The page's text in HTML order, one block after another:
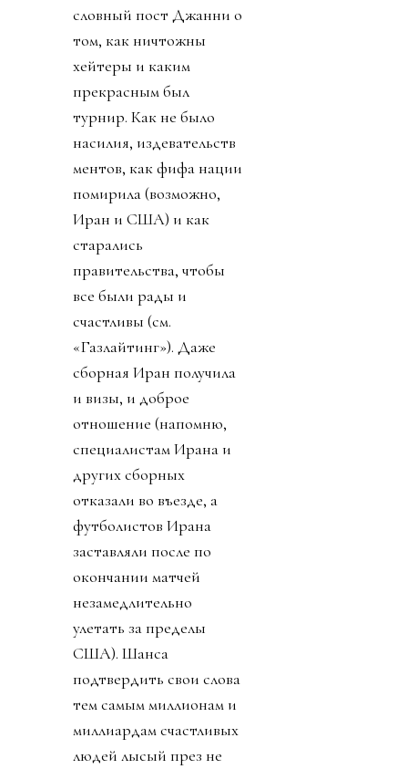
словный пост Джанни о
том, как ничтожны
хейтеры и каким
прекрасным был
турнир. Как не было
насилия, издевательств
ментов, как фифа нации
помирила (возможно,
Иран и США) и как
старались
правительства, чтобы
все были рады и
счастливы (см.
«Газлайтинг»). Даже
сборная Иран получила
и визы, и доброе
отношение (напомню,
специалистам Ирана и
других сборных
отказали во въезде, а
футболистов Ирана
заставляли после по
окончании матчей
незамедлительно
улетать за пределы
США). Шанса
подтвердить свои слова
тем самым миллионам и
миллиардам счастливых
людей лысый през не